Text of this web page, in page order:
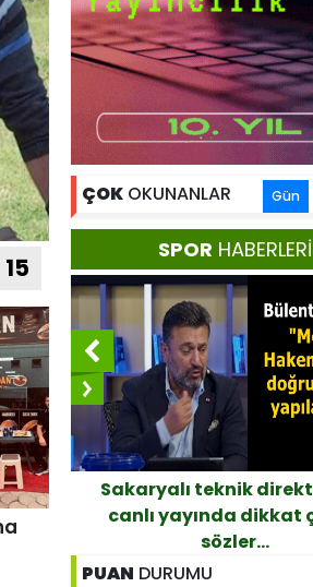
15
ÇOK OKUNANLAR Gün
SPOR HABERLERİ
teknik direktörden
yayında dikkat çeken
PUAN DURUMU